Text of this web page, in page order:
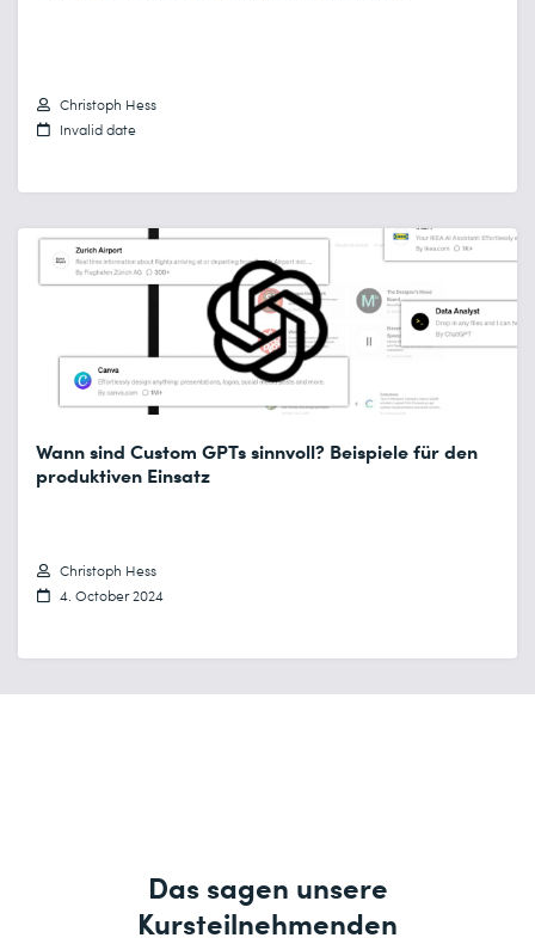
Christoph Hess
Invalid date
Wann sind Custom GPTs sinnvoll? Beispiele für den
produktiven Einsatz
Christoph Hess
4. October 2024
Das sagen unsere
Kursteilnehmenden